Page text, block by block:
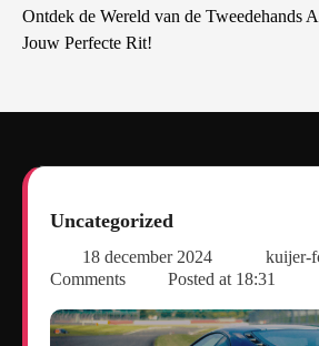
Ontdek de Wereld van de Tweedehands
Jouw Perfecte Rit!
Uncategorized
18 december 2024 kuijer-
Comments
Posted at 18:31